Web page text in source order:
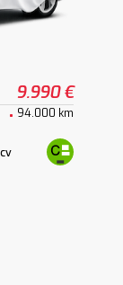
9.990 €
94.000 km